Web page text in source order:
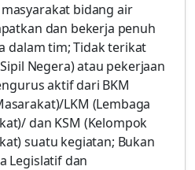
bidang air
dan bekerja penuh
dalam tim; Tidak terikat
Negera) atau pekerjaan
aktif dari BKM
LKM (Lembaga
dan KSM (Kelompok
suatu kegiatan; Bukan
Legislatif dan